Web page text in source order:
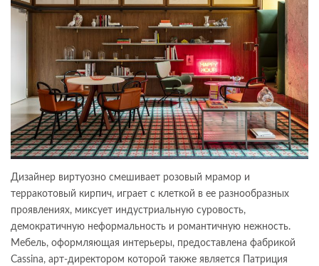
Дизайнер виртуозно смешивает розовый мрамор и
терракотовый кирпич, играет с клеткой в ее разнообразных
проявлениях, миксует индустриальную суровость,
демократичную неформальность и романтичную нежность.
Мебель, оформляющая интерьеры, предоставлена фабрикой
Cassina, арт-директором которой также является Патриция